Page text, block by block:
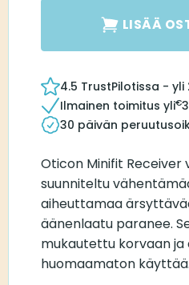
LISÄÄ
4.5 TrustPilotissa -
Ilmainen toimitus yli€
30 päivän
Oticon Minifit Receiver
suunniteltu
aiheuttamaa
äänenlaatu paranee.
mukautettu korvaan ja
huomaamaton käyttää.